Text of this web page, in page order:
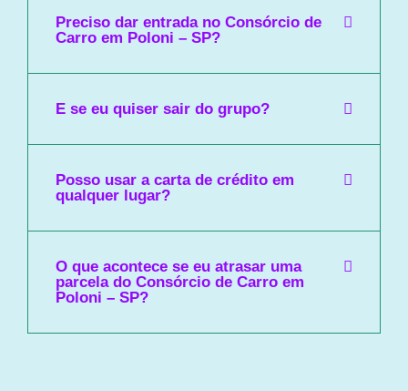
Preciso dar entrada no Consórcio de
Carro em Poloni – SP?
E se eu quiser sair do grupo?
Posso usar a carta de crédito em
qualquer lugar?
O que acontece se eu atrasar uma
parcela do Consórcio de Carro em
Poloni – SP?